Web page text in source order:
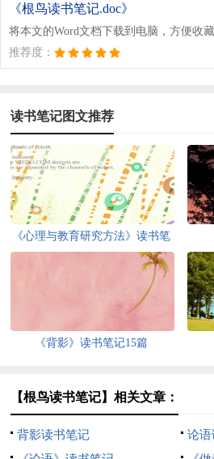
《根鸟读书笔记.doc》
将本文的Word文档下载到电脑，方便收
推荐度：
读书笔记图文推荐
《心理与教育研究方法》读书笔
《背影》读书笔记15篇
【根鸟读书笔记】相关文章：
背影读书笔记
论语